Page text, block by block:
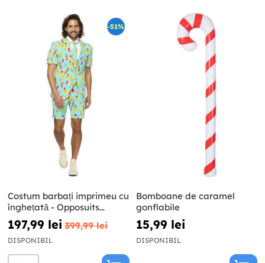
-51%
Costum barbați imprimeu cu
înghețată - Opposuits
(Colecția de vară)
197,99 lei 399,99 lei
DISPONIBIL
Bomboane de caramel
gonflabile
15,99 lei
DISPONIBIL